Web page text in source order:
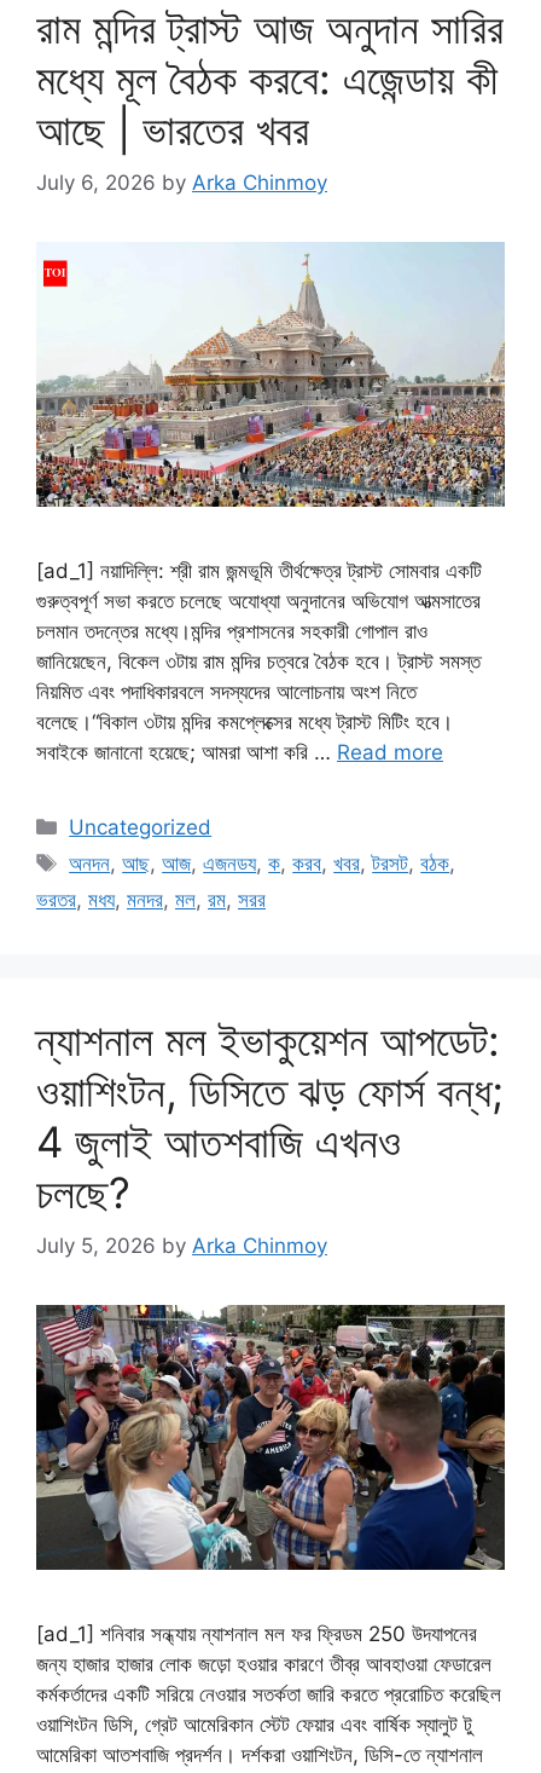
রাম মন্দির ট্রাস্ট আজ অনুদান সারির
মধ্যে মূল বৈঠক করবে: এজেন্ডায় কী
আছে | ভারতের খবর
July 6, 2026 by Arka Chinmoy
[ad_1] নয়াদিল্লি: শ্রী রাম জন্মভূমি তীর্থক্ষেত্র ট্রাস্ট সোমবার একটি
গুরুত্বপূর্ণ সভা করতে চলেছে অযোধ্যা অনুদানের অভিযোগ আত্মসাতের
চলমান তদন্তের মধ্যে।মন্দির প্রশাসনের সহকারী গোপাল রাও
জানিয়েছেন, বিকেল ৩টায় রাম মন্দির চত্বরে বৈঠক হবে। ট্রাস্ট সমস্ত
নিয়মিত এবং পদাধিকারবলে সদস্যদের আলোচনায় অংশ নিতে
বলেছে।“বিকাল ৩টায় মন্দির কমপ্লেক্সের মধ্যে ট্রাস্ট মিটিং হবে।
সবাইকে জানানো হয়েছে; আমরা আশা করি … Read more
Categories
Uncategorized
Tags
অনদন,আছ,আজ,এজনডয,ক,করব,খবর,টরসট,বঠক,
ভরতর, মধয, মনদর, মল, রম, সরর
ন্যাশনাল মল ইভাকুয়েশন আপডেট:
ওয়াশিংটন, ডিসিতে ঝড় ফোর্স বন্ধ;
4 জুলাই আতশবাজি এখনও
চলছে?
July 5, 2026 by Arka Chinmoy
[ad_1] শনিবার সন্ধ্যায় ন্যাশনাল মল ফর ফ্রিডম 250 উদযাপনের
জন্য হাজার হাজার লোক জড়ো হওয়ার কারণে তীব্র আবহাওয়া ফেডারেল
কর্মকর্তাদের একটি সরিয়ে নেওয়ার সতর্কতা জারি করতে প্ররোচিত করেছিল
ওয়াশিংটন ডিসি, গ্রেট আমেরিকান স্টেট ফেয়ার এবং বার্ষিক স্যালুট টু
আমেরিকা আতশবাজি প্রদর্শন। দর্শকরা ওয়াশিংটন, ডিসি-তে ন্যাশনাল